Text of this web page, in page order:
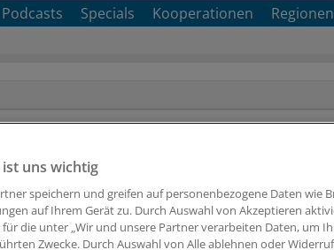
Podcasts Specials Kooperationen Regionen
uns wichtig
speichern und greifen auf personenbezogene Daten wie
auf Ihrem Gerät zu. Durch Auswahl von Akzeptieren
die unter „Wir und unsere Partner verarbeiten Daten, um
Zwecke. Durch Auswahl von Alle ablehnen oder